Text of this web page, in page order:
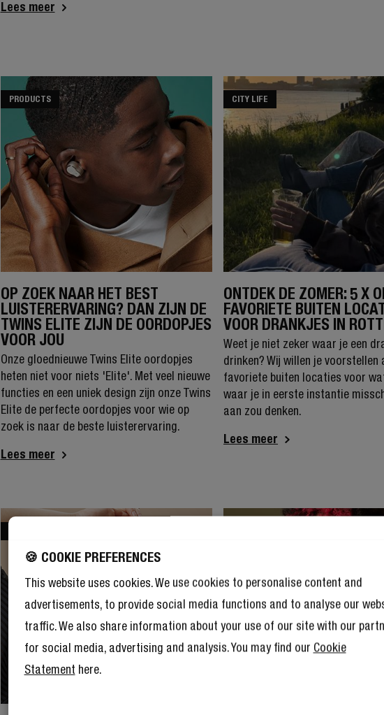
🍪 COOKIE PREFERENCES
This website uses cookies. We use cookies to personalise content and
advertisements, to provide social media functions and to analyse our
traffic. We also share information about your use of our site with our
for social media, advertising and analysis. You may find our Cookie
Statement here.
Lees meer
PRODUCTS
OP ZOEK NAAR HET BEST
LUISTERERVARING? DAN ZIJN DE
TWINS ELITE ZIJN DE OORDOPJES
VOOR JOU
Onze gloednieuwe Twins Elite oordopjes
heten niet voor niets 'Elite'. Met veel nieuwe
functies en een uniek design zijn onze Twins
Elite de perfecte oordopjes voor wie op
zoek is naar de beste luisterervaring.
Lees meer
CITY LIFE
ONTDEK DE ZOMER: 5 X
FAVORIETE BUITEN
VOOR DRANKJES IN
Weet je niet zeker waar je een
drinken? Wij willen je voorstellen
favoriete buiten locaties voor
waar je in eerste instantie
aan zou denken.
Lees meer